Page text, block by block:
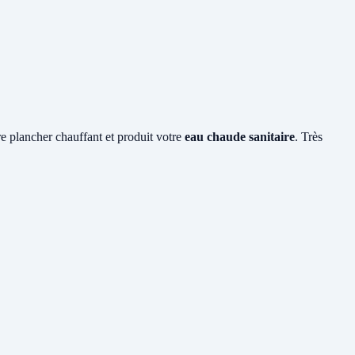
plancher chauffant et produit votre eau chaude sanitaire. Très